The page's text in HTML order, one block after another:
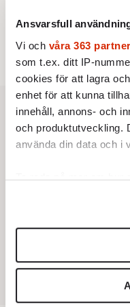
Ansvarsfull
Vi och våra 363
som t.ex. ditt IP-
cookies för att lagra
enhet för att kunna
innehåll, annons- och
och produktutveckling.
använda din data och i
Ta reda på mer om hur
Du kan ändra eller dra
helst från cookie-
Vi använder
för sociala medier och